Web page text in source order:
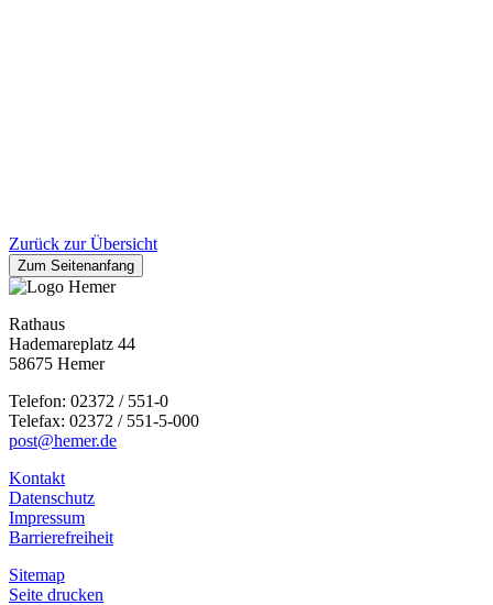
Zurück zur Übersicht
Zum Seitenanfang
Rathaus
Hademareplatz 44
58675 Hemer
Telefon: 02372 / 551-0
Telefax: 02372 / 551-5-000
post@hemer.de
Kontakt
Datenschutz
Impressum
Barrierefreiheit
Sitemap
Seite drucken